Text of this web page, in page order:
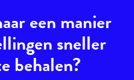
een manier
sneller
behalen?